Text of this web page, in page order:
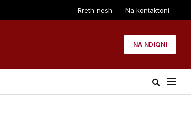
Rreth nesh Na kontaktoni
NA NDIQNI